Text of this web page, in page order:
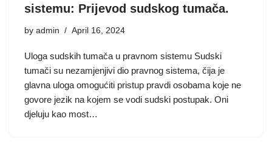
sistemu: Prijevod sudskog tumača.
by admin April 16, 2024
Uloga sudskih tumača u pravnom sistemu Sudski
tumači su nezamjenjivi dio pravnog sistema, čija je
glavna uloga omogućiti pristup pravdi osobama koje ne
govore jezik na kojem se vodi sudski postupak. Oni
djeluju kao most…